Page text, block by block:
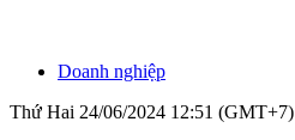
Doanh nghiệp
Thứ Hai 24/06/2024 12:51 (GMT+7)